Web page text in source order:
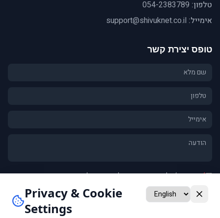
טלפון: 054-2383789
אימייל: support@shivuknet.co.il
טופס יצירת קשר
*אני מסכים/ה למדיניות הפרטיותוליצירת קשר לגבי פנייתי
אני מאשר/ת קבלת חומרים שיווקיים ומבצעים (אופציונלי)
Privacy & Cookie
Settings